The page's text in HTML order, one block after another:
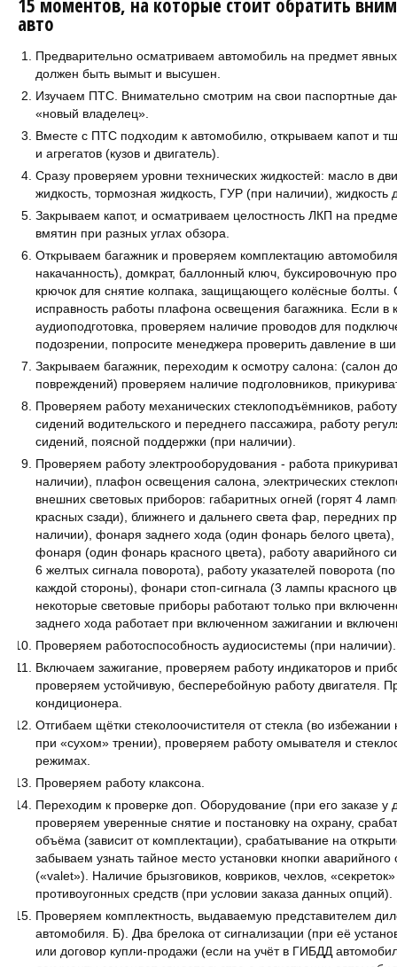
15 моментов, на которые стоит обратить
авто
Предварительно осматриваем автомобиль на предмет
должен быть вымыт и высушен.
Изучаем ПТС. Внимательно смотрим на свои паспортные
«новый владелец».
Вместе с ПТС подходим к автомобилю, открываем капот и
и агрегатов (кузов и двигатель).
Сразу проверяем уровни технических жидкостей: масло в
жидкость, тормозная жидкость, ГУР (при наличии), жидкость
Закрываем капот, и осматриваем целостность ЛКП на
вмятин при разных углах обзора.
Открываем багажник и проверяем комплектацию
накачанность), домкрат, баллонный ключ, буксировочную
крючок для снятие колпака, защищающего колёсные
исправность работы плафона освещения багажника. Если в
аудиоподготовка, проверяем наличие проводов для
подозрении, попросите менеджера проверить давление в
Закрываем багажник, переходим к осмотру салона: (салон
повреждений) проверяем наличие подголовников,
Проверяем работу механических стеклоподъёмников,
сидений водительского и переднего пассажира, работу
сидений, поясной поддержки (при наличии).
Проверяем работу электрооборудования - работа
наличии), плафон освещения салона, электрических
внешних световых приборов: габаритных огней (горят 4
красных сзади), ближнего и дальнего света фар, передних
наличии), фонаря заднего хода (один фонарь белого цвета),
фонаря (один фонарь красного цвета), работу аварийного
6 желтых сигнала поворота), работу указателей поворота
каждой стороны), фонари стоп-сигнала (3 лампы красного
некоторые световые приборы работают только при
заднего хода работает при включенном зажигании и
Проверяем работоспособность аудиосистемы (при наличии).
Включаем зажигание, проверяем работу индикаторов и
проверяем устойчивую, бесперебойную работу двигателя.
кондиционера.
Отгибаем щётки стеколоочистителя от стекла (во
при «сухом» трении), проверяем работу омывателя и
режимах.
Проверяем работу клаксона.
Переходим к проверке доп. Оборудование (при его заказе у
проверяем уверенные снятие и постановку на охрану,
объёма (зависит от комплектации), срабатывание на
забываем узнать тайное место установки кнопки
(«valet»). Наличие брызговиков, ковриков, чехлов,
противоугонных средств (при условии заказа данных опций).
Проверяем комплектность, выдаваемую представителем
автомобиля. Б). Два брелока от сигнализации (при её
или договор купли-продажи (если на учёт в ГИБДД